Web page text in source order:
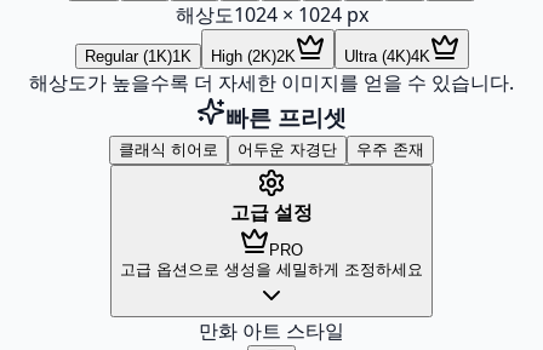
해상도1024× 1024px
Regular (1K)1K High (2K)2K Ultra (4K)4K
해상도가 높을수록 더 자세한 이미지를 얻을 수 있습니다.
빠른 프리셋
클래식 히어로 어두운 자경단 우주 존재
고급 설정
PRO
고급 옵션으로 생성을 세밀하게 조정하세요
만화 아트 스타일